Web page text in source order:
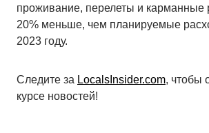
проживание, перелеты и карманные
20% меньше, чем планируемые
2023 году.
Следите за LocalsInsider.com, чтобы
курсе новостей!